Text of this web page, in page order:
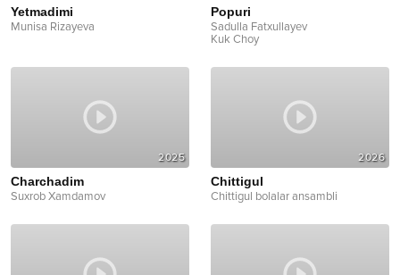
Yetmadimi
Munisa Rizayeva
Popuri
Sadulla Fatxullayev
Kuk Choy
2025
Charchadim
Suxrob Xamdamov
2026
Chittigul
Chittigul bolalar ansambli